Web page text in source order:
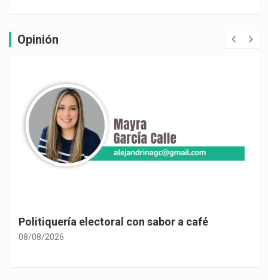
Opinión
Politiquería electoral con sabor a café
08/08/2026